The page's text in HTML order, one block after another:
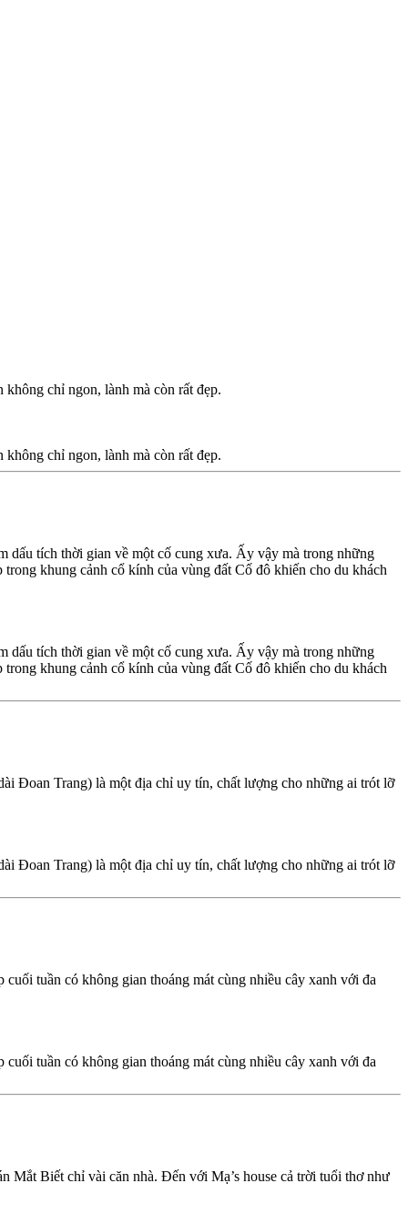
chỉ ngon, lành mà còn rất đẹp.
chỉ ngon, lành mà còn rất đẹp.
dấu tích thời gian về một cố cung xưa. Ấy vậy mà trong những
khung cảnh cổ kính của vùng đất Cố đô khiến cho du khách
dấu tích thời gian về một cố cung xưa. Ấy vậy mà trong những
khung cảnh cổ kính của vùng đất Cố đô khiến cho du khách
Đoan Trang) là một địa chỉ uy tín, chất lượng cho những ai trót lỡ
Đoan Trang) là một địa chỉ uy tín, chất lượng cho những ai trót lỡ
tuần có không gian thoáng mát cùng nhiều cây xanh với đa
tuần có không gian thoáng mát cùng nhiều cây xanh với đa
Mắt Biết chỉ vài căn nhà. Đến với Mạ’s house cả trời tuổi thơ như